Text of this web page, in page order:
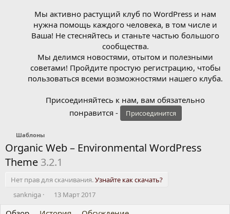
Мы активно растущий клуб по WordPress и нам
нужна помощь каждого человека, в том числе и
Ваша! Не стесняйтесь и станьте частью большого
сообщества.
Мы делимся новостями, отытом и полезными
советами! Пройдите простую регистрацию, чтобы
пользоваться всеми возможностями нашего клуба.
Присоединяйтесь к нам, вам обязательно
понравится -
Присоединится
Шаблоны
Organic Web – Environmental WordPress
Theme 3.2.1
Нет прав для скачивания.Узнайте как скачать?
А
sankniga
Д13 Март 2017